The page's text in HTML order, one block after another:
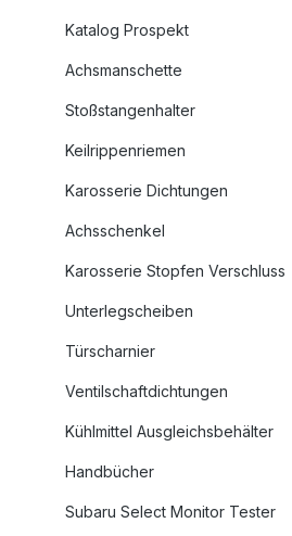
Katalog Prospekt
Achsmanschette
Stoßstangenhalter
Keilrippenriemen
Karosserie Dichtungen
Achsschenkel
Karosserie Stopfen Verschluss
Unterlegscheiben
Türscharnier
Ventilschaftdichtungen
Kühlmittel Ausgleichsbehälter
Handbücher
Subaru Select Monitor Tester